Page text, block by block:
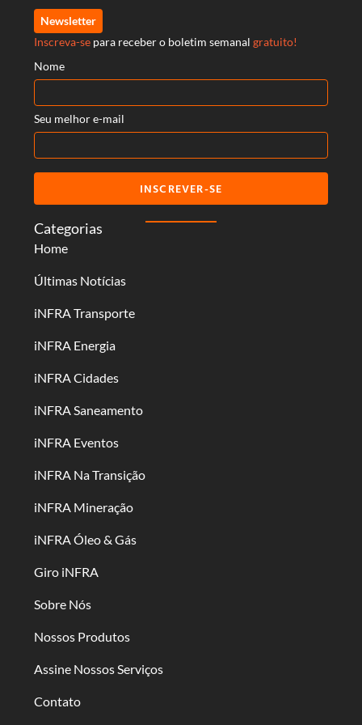
Categorias
Home
Últimas Notícias
iNFRA Transporte
iNFRA Energia
iNFRA Cidades
iNFRA Saneamento
iNFRA Eventos
iNFRA Na Transição
iNFRA Mineração
iNFRA Óleo & Gás
Giro iNFRA
Sobre Nós
Nossos Produtos
Assine Nossos Serviços
Contato
Newsletter
Inscreva-se para receber o boletim semanal gratuito!
Nome
Seu melhor e-mail
INSCREVER-SE